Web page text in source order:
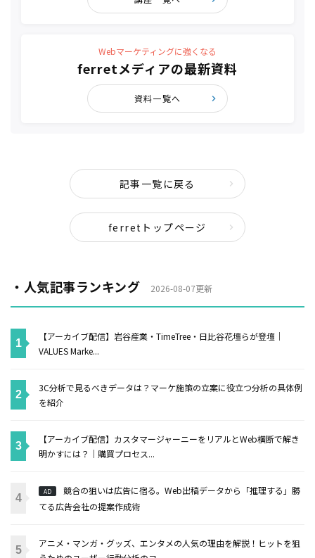
Webマーケティングに強くなる
ferretメディアの最新資料
資料一覧へ
記事一覧に戻る
ferretトップページ
・人気記事ランキング 2026-08-07更新
【アーカイブ配信】岩谷産業・TimeTree・日比谷花壇らが登壇｜
VALUES Marke...
3C分析で見るべきデータは？マーケ施策の立案に役立つ分析の具体例
を紹介
【アーカイブ配信】カスタマージャーニーをリアルとWeb横断で解き
明かすには？｜購買プロセス...
AD
競合の狙いは広告に宿る。Web出稿データから「推理する」勝
てる広告会社の提案作成術
アニメ・マンガ・グッズ、エンタメの人気の理由を解説！ヒットを狙